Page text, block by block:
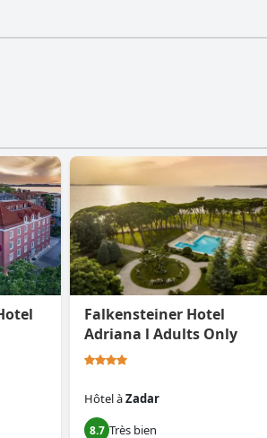
Falkensteiner Hotel
Adriana l Adults Only
HôtelàZadar
8.7 Très bien